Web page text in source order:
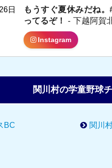
日
もうすぐ夏休みだね
ってるぞ！ - 下越阿賀
Instagram
関川村の学童野球
BC 関川